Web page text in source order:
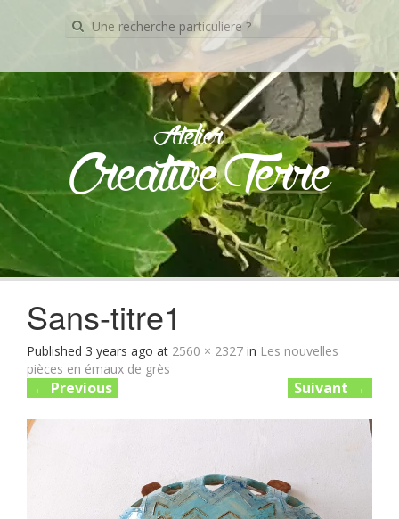
Recherche
pour:
Atelier
Creative Terre
Skip
to
Sans-titre1
Published 3 years ago at 2560 × 2327 in Les nouvelles
pièces en émaux de grès
← Previous Suivant →